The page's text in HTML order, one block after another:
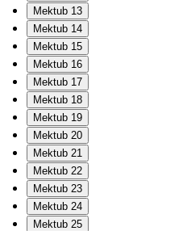
Mektub 13
Mektub 14
Mektub 15
Mektub 16
Mektub 17
Mektub 18
Mektub 19
Mektub 20
Mektub 21
Mektub 22
Mektub 23
Mektub 24
Mektub 25